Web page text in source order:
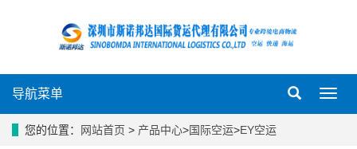
导
导航菜单
您的位置： 网站首页 > 产品中心>国际空运>EY空运